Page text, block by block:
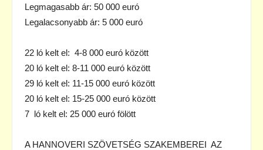
Legmagasabb ár: 50 000 euró
Legalacsonyabb ár: 5 000 euró
22 ló kelt el: 4-8 000 euró között
20 ló kelt el: 8-11 000 euró között
29 ló kelt el: 11-15 000 euró között
20 ló kelt el: 15-25 000 euró között
7 ló kelt el: 25 000 euró fölött
A HANNOVERI SZÖVETSÉG SZAKEMBEREI AZ